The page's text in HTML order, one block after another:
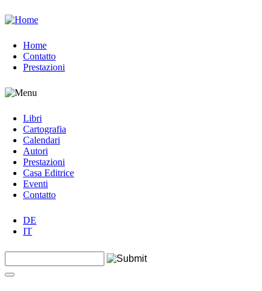
Jump to navigation
Home
Contatto
Prestazioni
Libri
Cartografia
Calendari
Autori
Prestazioni
Casa Editrice
Eventi
Contatto
DE
IT
Form di ricerca